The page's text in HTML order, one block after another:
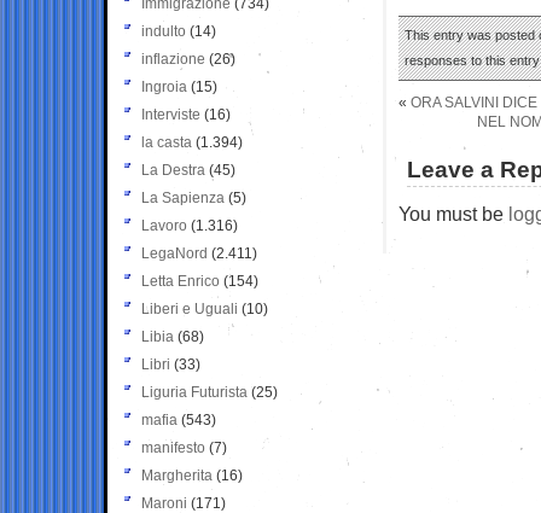
This entry was posted
responses to this
« ORA SALVINI
NEL
Leave a
You must be
Immigrazione (734)
indulto (14)
inflazione (26)
Ingroia (15)
Interviste (16)
la casta (1.394)
La Destra (45)
La Sapienza (5)
Lavoro (1.316)
LegaNord (2.411)
Letta Enrico (154)
Liberi e Uguali (10)
Libia (68)
Libri (33)
Liguria Futurista (25)
mafia (543)
manifesto (7)
Margherita (16)
Maroni (171)